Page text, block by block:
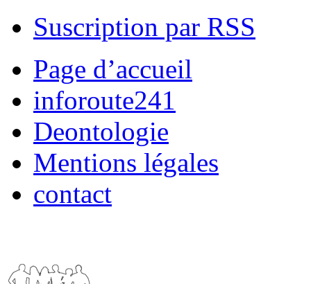
Suscription par RSS
Page d’accueil
inforoute241
Deontologie
Mentions légales
contact